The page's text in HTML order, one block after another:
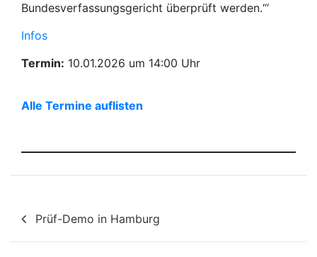
Bundesverfassungsgericht überprüft werden.“‘
Infos
Termin: 10.01.2026 um 14:00 Uhr
Alle Termine auflisten
Beitragsnavigation
Prüf-Demo in Hamburg